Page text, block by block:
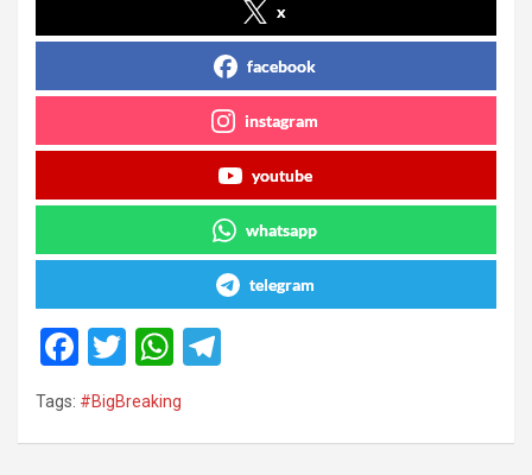
x
facebook
instagram
youtube
whatsapp
telegram
F
a
ce
T
wi
tt
W
at
Tags: #BigBreaking